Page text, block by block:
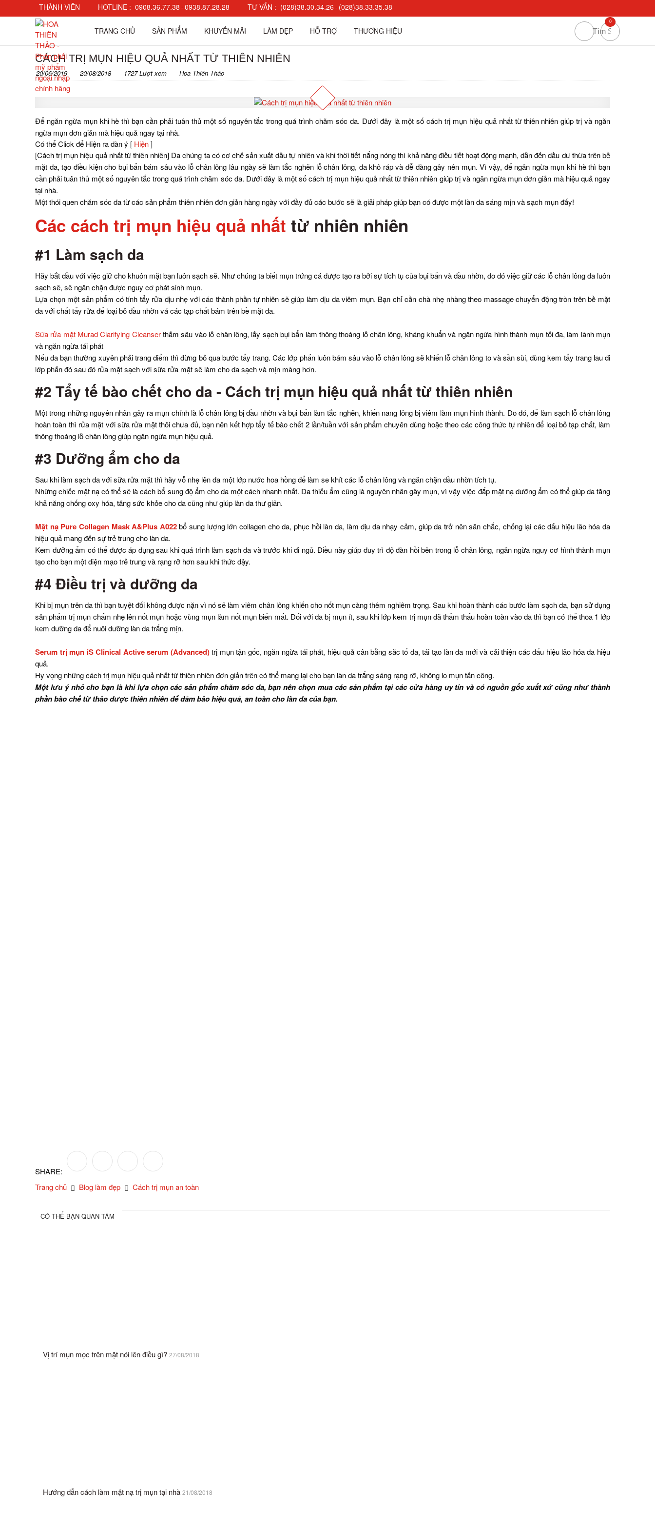
THÀNH VIÊN
Đăng nhập
Đăng ký
Check đơn hàng
HOTLINE : 0908.36.77.38 - 0938.87.28.28 TƯ VẤN : (028)38.30.34.26 - (028)38.33.35.38
0
TRANG CHỦ SẢN PHẨM KHUYẾN MÃI LÀM ĐẸP HỖ TRỢ THƯƠNG HIỆU
CÁCH TRỊ MỤN HIỆU QUẢ NHẤT TỪ THIÊN NHIÊN
20/06/2019 20/08/2018 1727 Lượt xem Hoa Thiên Thảo
Để ngăn ngừa mụn khi hè thì bạn cần phải tuân thủ một số nguyên tắc trong quá trình chăm sóc da. Dưới đây là một số cách trị mụn hiệu quả nhất từ thiên nhiên giúp trị và ngăn
ngừa mụn đơn giản mà hiệu quả ngay tại nhà.
Có thể Click để Hiện ra dàn ý [ Hiện]
[Cách trị mụn hiệu quả nhất từ thiên nhiên] Da chúng ta có cơ chế sản xuất dầu tự nhiên và khi thời tiết nắng nóng thì khả năng điều tiết hoạt động mạnh, dẫn đến dầu dư thừa trên bề
mặt da, tạo điều kiện cho bụi bẩn bám sâu vào lỗ chân lông lâu ngày sẽ làm tắc nghẽn lỗ chân lông, da khô ráp và dễ dàng gây nên mụn. Vì vậy, để ngăn ngừa mụn khi hè thì bạn
cần phải tuân thủ một số nguyên tắc trong quá trình chăm sóc da. Dưới đây là một số cách trị mụn hiệu quả nhất từ thiên nhiên giúp trị và ngăn ngừa mụn đơn giản mà hiệu quả ngay
tại nhà.
Một thói quen chăm sóc da từ các sản phẩm thiên nhiên đơn giản hàng ngày với đầy đủ các bước sẽ là giải pháp giúp bạn có được một làn da sáng mịn và sạch mụn đấy!
Các cách trị mụn hiệu quả nhất từ nhiên nhiên
#1 Làm sạch da
Hãy bắt đầu với việc giữ cho khuôn mặt bạn luôn sạch sẽ. Như chúng ta biết mụn trứng cá được tạo ra bởi sự tích tụ của bụi bẩn và dầu nhờn, do đó việc giữ các lỗ chân lông da luôn
sạch sẽ, sẽ ngăn chặn được nguy cơ phát sinh mụn.
Lựa chọn một sản phẩm có tính tẩy rửa dịu nhẹ với các thành phần tự nhiên sẽ giúp làm dịu da viêm mụn. Bạn chỉ cần chà nhẹ nhàng theo massage chuyển động tròn trên bề mặt
da với chất tẩy rửa để loại bỏ dầu nhờn vá các tạp chất bám trên bề mặt da.
Sữa rửa mặt Murad Clarifying Cleanserthấm sâu vào lỗ chân lông, lấy sạch bụi bẩn làm thông thoáng lỗ chân lông, kháng khuẩn và ngăn ngừa hình thành mụn tối đa, làm lành mụn
và ngăn ngừa tái phát
Nếu da bạn thường xuyên phải trang điểm thì đừng bỏ qua bước tẩy trang. Các lớp phấn luôn bám sâu vào lỗ chân lông sẽ khiến lỗ chân lông to và sần sùi, dùng kem tẩy trang lau đi
lớp phấn đó sau đó rửa mặt sạch với sữa rửa mặt sẽ làm cho da sạch và mịn màng hơn.
#2 Tẩy tế bào chết cho da - Cách trị mụn hiệu quả nhất từ thiên nhiên
Một trong những nguyên nhân gây ra mụn chính là lỗ chân lông bị dầu nhờn và bụi bẩn làm tắc nghẽn, khiến nang lông bị viêm làm mụn hình thành. Do đó, để làm sạch lỗ chân lông
hoàn toàn thì rửa mặt với sữa rửa mặt thôi chưa đủ, bạn nên kết hợp tẩy tế bào chết 2 lần/tuần với sản phẩm chuyên dùng hoặc theo các công thức tự nhiên để loại bỏ tạp chất, làm
thông thoáng lỗ chân lông giúp ngăn ngừa mụn hiệu quả.
#3 Dưỡng ẩm cho da
Sau khi làm sạch da với sữa rửa mặt thì hãy vỗ nhẹ lên da một lớp nước hoa hồng để làm se khít các lỗ chân lông và ngăn chặn dầu nhờn tích tụ.
Những chiếc mặt nạ có thể sẽ là cách bổ sung độ ẩm cho da một cách nhanh nhất. Da thiếu ẩm cũng là nguyên nhân gây mụn, vì vậy việc đắp mặt nạ dưỡng ẩm có thể giúp da tăng
khả năng chống oxy hóa, tăng sức khỏe cho da cũng như giúp làn da thư giãn.
Mặt nạ Pure Collagen Mask A&Plus A022bổ sung lượng lớn collagen cho da, phục hồi làn da, làm dịu da nhạy cảm, giúp da trở nên săn chắc, chống lại các dấu hiệu lão hóa da
hiệu quả mang đến sự trẻ trung cho làn da.
Kem dưỡng ẩm có thể được áp dụng sau khi quá trình làm sạch da và trước khi đi ngủ. Điều này giúp duy trì độ đàn hồi bên trong lỗ chân lông, ngăn ngừa nguy cơ hình thành mụn
tạo cho bạn một diện mạo trẻ trung và rạng rỡ hơn sau khi thức dậy.
#4 Điều trị và dưỡng da
Khi bị mụn trên da thì bạn tuyệt đối không được nặn vì nó sẽ làm viêm chân lông khiến cho nốt mụn càng thêm nghiêm trọng. Sau khi hoàn thành các bước làm sạch da, bạn sử dụng
sản phẩm trị mụn chấm nhẹ lên nốt mụn hoặc vùng mụn làm nốt mụn biến mất. Đối với da bị mụn ít, sau khi lớp kem trị mụn đã thẩm thấu hoàn toàn vào da thì bạn có thể thoa 1 lớp
kem dưỡng da để nuôi dưỡng làn da trắng mịn.
Serum trị mụn iS Clinical Active serum (Advanced)trị mụn tận gốc, ngăn ngừa tái phát, hiệu quả cân bằng săc tố da, tái tạo làn da mới và cải thiện các dấu hiệu lão hóa da hiệu
quả.
Hy vọng những cách trị mụn hiệu quả nhất từ thiên nhiên đơn giản trên có thể mang lại cho bạn làn da trắng sáng rạng rỡ, không lo mụn tấn công.
Một lưu ý nhỏ cho bạn là khi lựa chọn các sản phẩm chăm sóc da, bạn nên chọn mua các sản phẩm tại các cửa hàng uy tín và có nguồn gốc xuất xứ cũng như thành
phần bào chế từ thảo dược thiên nhiên để đảm bảo hiệu quả, an toàn cho làn da của bạn.
SHARE:
Trang chủ
Blog làm đẹp Cách trị mụn an toàn
CÓ THỂ BẠN QUAN TÂM
Vị trí mụn mọc trên mặt nói lên điều gì? 27/08/2018
Hướng dẫn cách làm mặt nạ trị mụn tại nhà 21/08/2018